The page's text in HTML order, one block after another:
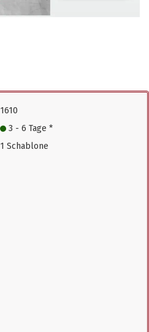
1610
3 - 6 Tage *
1 Schablone